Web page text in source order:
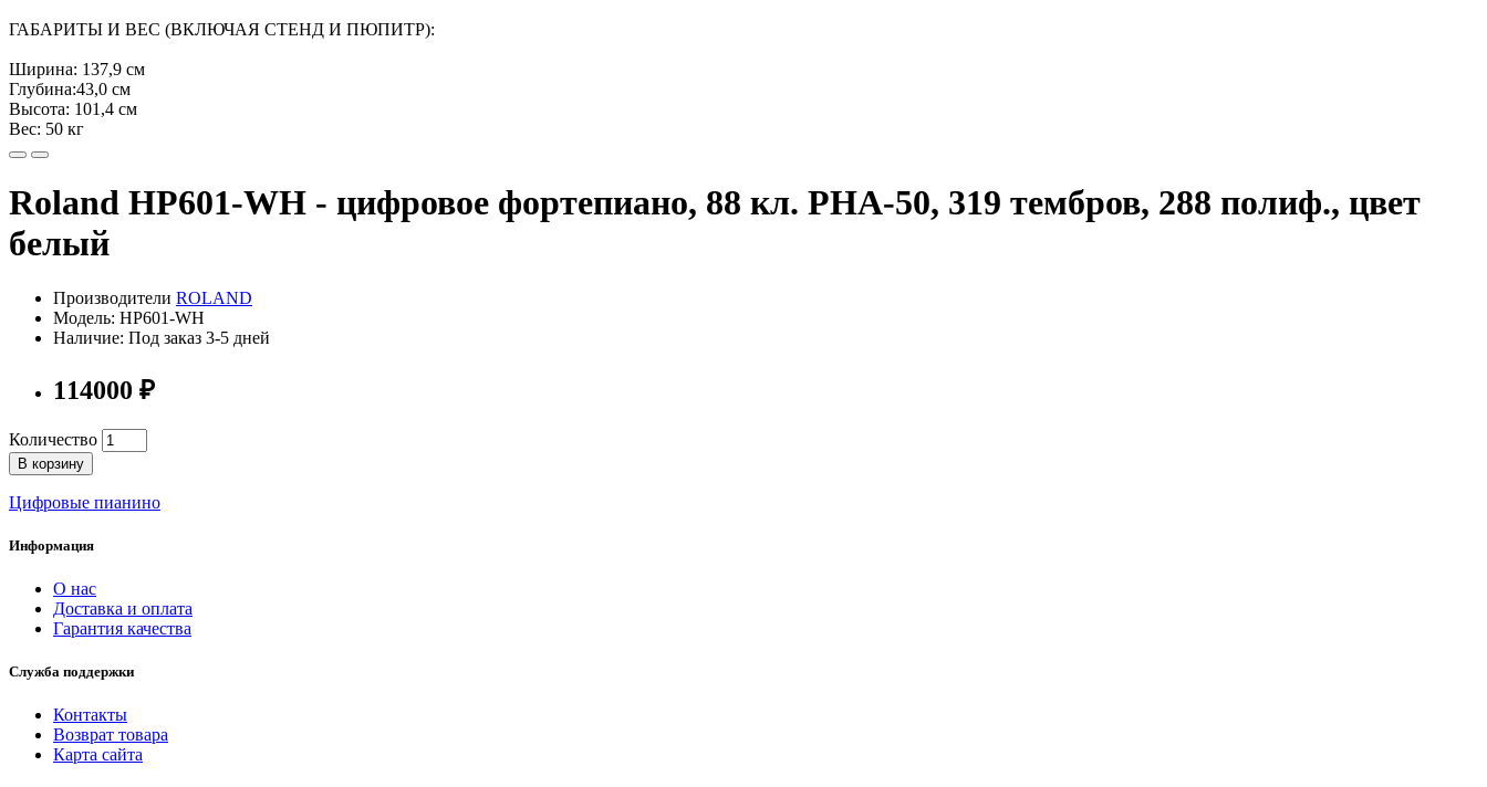
ГАБАРИТЫ И ВЕС (ВКЛЮЧАЯ СТЕНД И ПЮПИТР):
Ширина: 137,9 см
Глубина:43,0 см
Высота: 101,4 см
Вес: 50 кг
Roland HP601-WH - цифровое фортепиано, 88 кл. PHA-50, 319 тембров, 288 полиф., цвет
белый
Производители ROLAND
Модель: HP601-WH
Наличие: Под заказ 3-5 дней
114000 ₽
Количество
В корзину
Цифровые пианино
Информация
О нас
Доставка и оплата
Гарантия качества
Служба поддержки
Контакты
Возврат товара
Карта сайта